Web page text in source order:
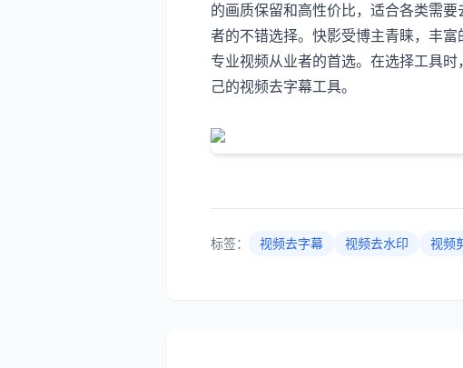
的画质保留和高性价比，适合各类需
者的不错选择。快影受博主青睐，丰
专业视频从业者的首选。在选择工具
己的视频去字幕工具。
标签： 视频去字幕 视频去水印 视频